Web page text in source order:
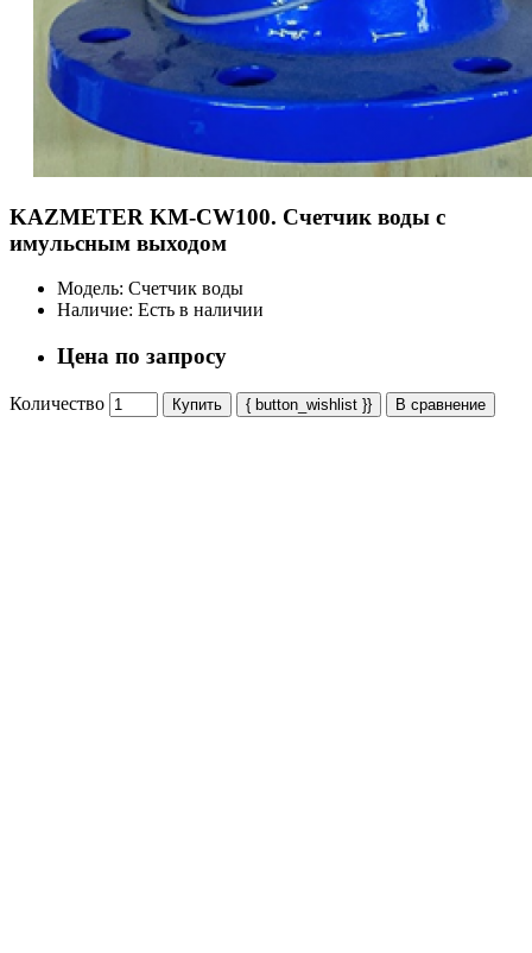
KAZMETER KM-CW100. Счетчик воды с
имульсным выходом
Модель: Счетчик воды
Наличие: Есть в наличии
Цена по запросу
Количество Купить { button_wishlist }} В сравнение